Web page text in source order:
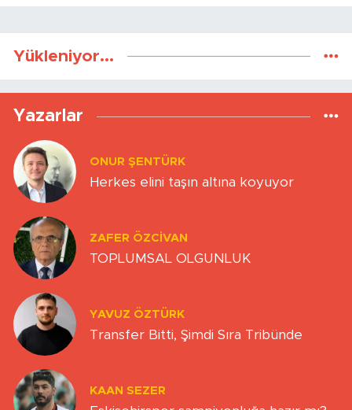
Yükleniyor...
Yazarlar
ONUR ŞENTÜRK
Herkes elini taşın altına koyuyor
ZAFER ÖZCIVAN
TOPLUMSAL OLGUNLUK
YAVUZ ÖZTÜRK
Transfer Bitti, Şimdi Sıra Tribünde
KAAN SEZER